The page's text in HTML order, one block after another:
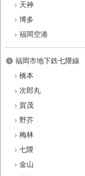
天神
博多
福岡空港
福岡市地下鉄七隈線
橋本
次郎丸
賀茂
野芥
梅林
七隈
金山